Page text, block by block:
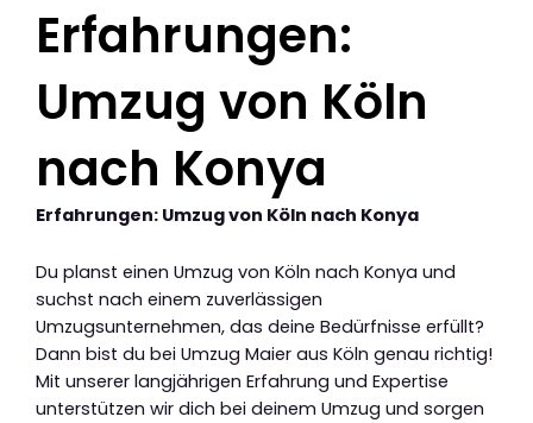
Erfahrungen:
Umzug von Köln
nach Konya
Erfahrungen: Umzug von Köln nach Konya
Du planst einen Umzug von Köln nach Konya und
suchst nach einem zuverlässigen
Umzugsunternehmen, das deine Bedürfnisse erfüllt?
Dann bist du bei Umzug Maier aus Köln genau richtig!
Mit unserer langjährigen Erfahrung und Expertise
unterstützen wir dich bei deinem Umzug und sorgen